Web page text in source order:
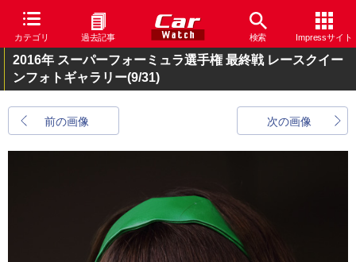
カテゴリ 過去記事 検索 Impressサイト
2016年 スーパーフォーミュラ選手権 最終戦 レースクイー
ンフォトギャラリー(9/31)
前の画像 次の画像